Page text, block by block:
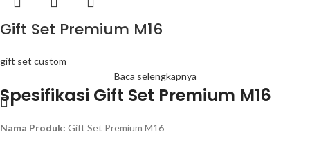
Gift Set Premium M16
gift set custom
Baca selengkapnya
Spesifikasi Gift Set Premium M16
Nama Produk: Gift Set Premium M16